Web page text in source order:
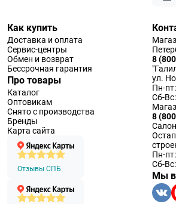
Как купить
Доставка и оплата
Сервис-центры
Обмен и возврат
Бессрочная гарантия
Про товары
Каталог
Оптовикам
Снято с производства
Бренды
Карта сайта
Отзывы СПБ
8
ул.
Пн-
Сб-
8
Пн-
Сб-
Мы в